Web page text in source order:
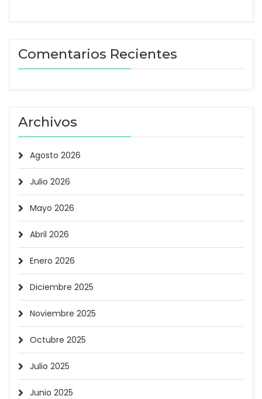
Comentarios Recientes
Archivos
Agosto 2026
Julio 2026
Mayo 2026
Abril 2026
Enero 2026
Diciembre 2025
Noviembre 2025
Octubre 2025
Julio 2025
Junio 2025